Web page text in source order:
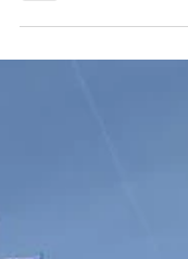
verbringen, sondern...